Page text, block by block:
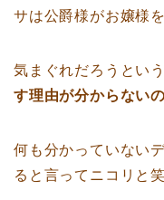
サは公爵様がお嬢様
気まぐれだろうとい
す理由が分からないの
何も分かっていない
ると言ってニコリと